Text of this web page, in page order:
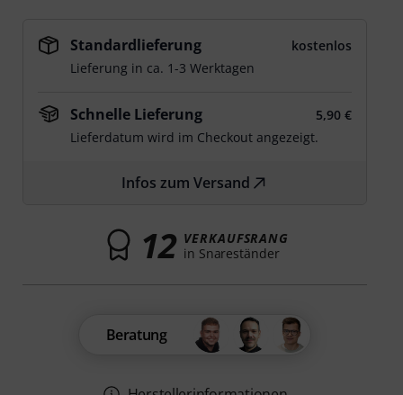
Standardlieferung
kostenlos
Lieferung in ca. 1-3 Werktagen
Schnelle Lieferung
5,90 €
Lieferdatum wird im Checkout angezeigt.
Infos zum Versand
12 VERKAUFSRANG
in Snareständer
Beratung